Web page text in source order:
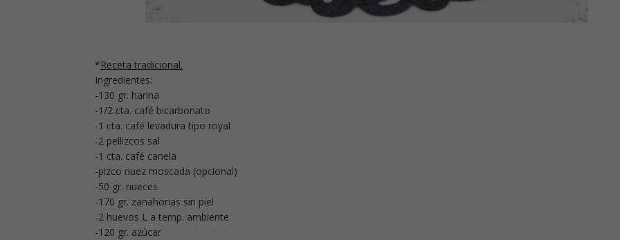
*Receta tradicional.
Ingredientes:
-130 gr. harina
-1/2 cta. café bicarbonato
-1 cta. café levadura tipo royal
-2 pellizcos sal
-1 cta. café canela
-pizco nuez moscada (opcional)
-50 gr. nueces
-170 gr. zanahorias sin piel
-2 huevos L a temp. ambiente
-120 gr. azúcar